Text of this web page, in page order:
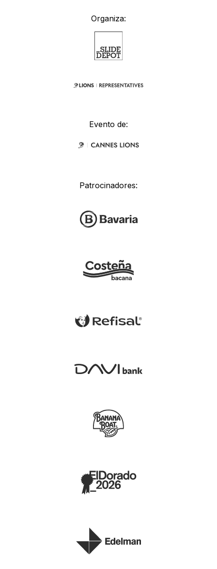
Organiza:
Evento de:
Patrocinadores: